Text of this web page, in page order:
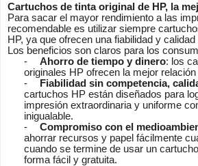
Cartuchos de tinta original de HP, la
Para sacar el mayor rendimiento a las
recomendable es utilizar siempre
HP, ya que ofrecen una fiabilidad y
Los beneficios son claros para los
-
Ahorro de tiempo y dinero: los
originales HP ofrecen la mejor
-
Fiabilidad sin competencia,
cartuchos HP están diseñados para
impresión extraordinaria y uniforme
inigualable.
-
Compromiso con el
ahorrar recursos y papel fácilmente
cuando se termine de usar un
forma fácil y gratuita.